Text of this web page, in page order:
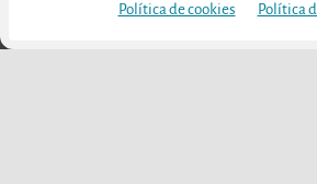
Política de cookies Política